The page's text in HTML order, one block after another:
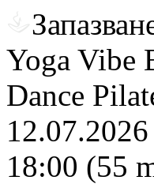
Yoga Vibe
Dance
18:00 (55